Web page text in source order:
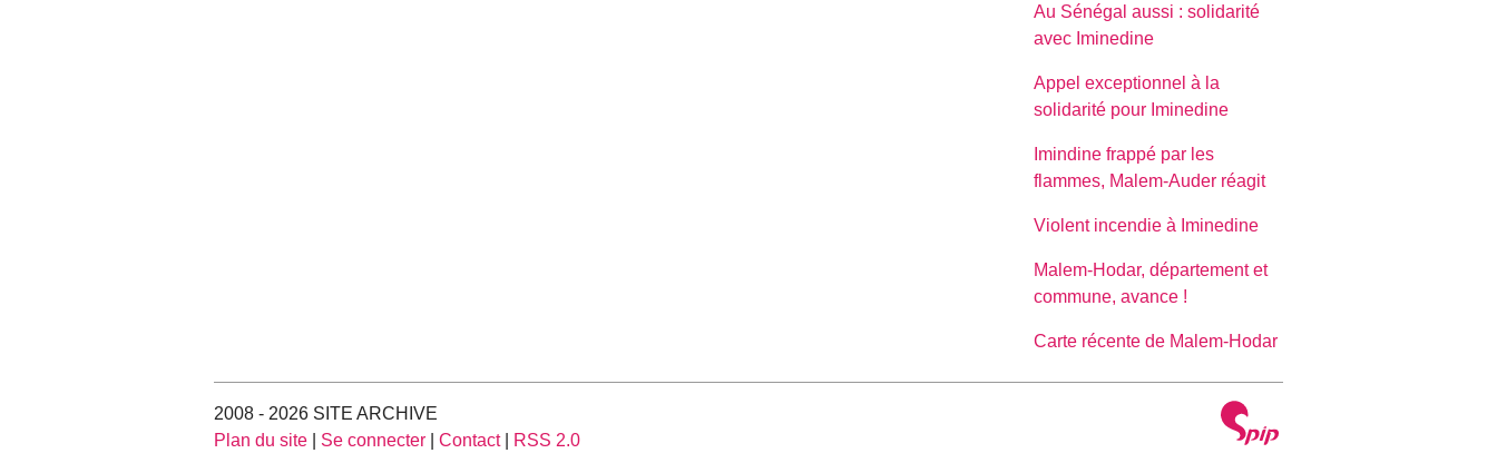
Au Sénégal aussi : solidarité
avec Iminedine
Appel exceptionnel à la
solidarité pour Iminedine
Imindine frappé par les
flammes, Malem-Auder réagit
Violent incendie à Iminedine
Malem-Hodar, département et
commune, avance !
Carte récente de Malem-Hodar
2008 - 2026 SITE ARCHIVE
Plan du site
Se connecter Contact| RSS 2.0